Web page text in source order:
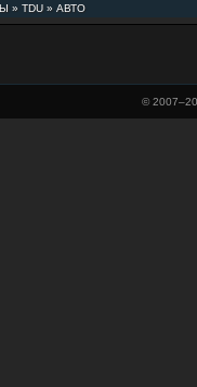
» TDU » АВТО
© 2007–